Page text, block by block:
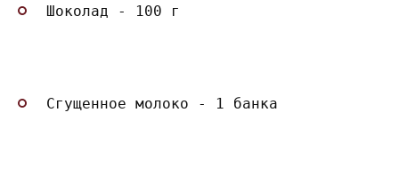
Шоколад - 100 г
Сгущенное молоко - 1 банка